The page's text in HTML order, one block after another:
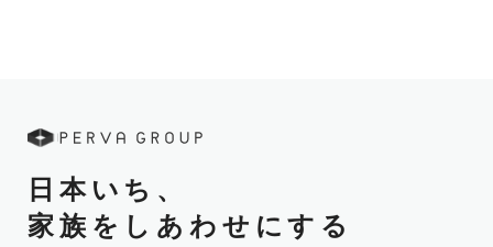
日本いち、
家族をしあわせにする